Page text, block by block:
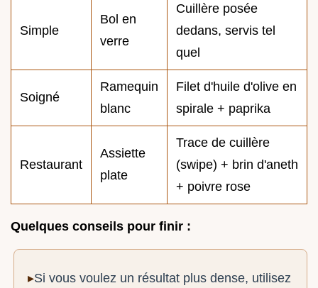
Simple
Bol en
verre
Cuillère posée
dedans, servis tel
quel
Soigné
Ramequin
blanc
Filet d'huile d'olive en
spirale + paprika
Restaurant
Assiette
plate
Trace de cuillère
(swipe) + brin d'aneth
+ poivre rose
Quelques conseils pour finir :
Si vous voulez un résultat plus dense, utilisez